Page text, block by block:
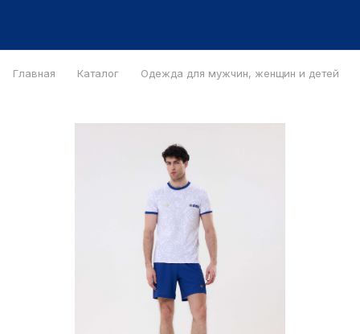
Главная Каталог Одежда для мужчин, женщин и детей